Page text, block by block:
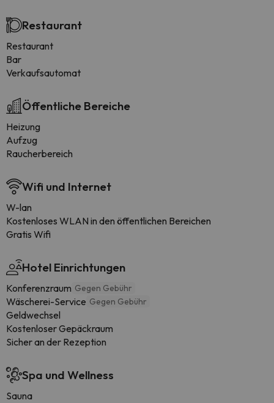
Restaurant
Restaurant
Bar
Verkaufsautomat
Öffentliche Bereiche
Heizung
Aufzug
Raucherbereich
Wifi und Internet
W-lan
Kostenloses WLAN in den öffentlichen Bereichen
Gratis Wifi
Hotel Einrichtungen
Konferenzraum Gegen Gebühr
Wäscherei-Service Gegen Gebühr
Geldwechsel
Kostenloser Gepäckraum
Sicher an der Rezeption
Spa und Wellness
Sauna